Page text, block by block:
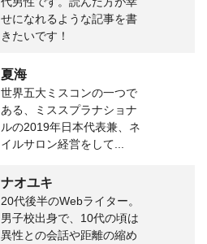
せになれるような記事を書
きたいです！
夏海
世界五大ミスコンの一つで
ある、ミススプラナショナ
ルの2019年日本代表兼、ネ
イルサロン経営をして...
ナオユキ
20代後半のWebライター。
男子校出身で、10代の頃は
異性との会話や距離の縮め